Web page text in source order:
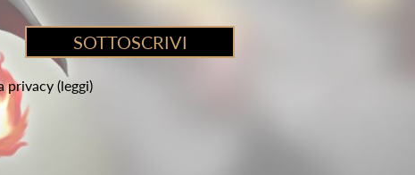
privacy (leggi)